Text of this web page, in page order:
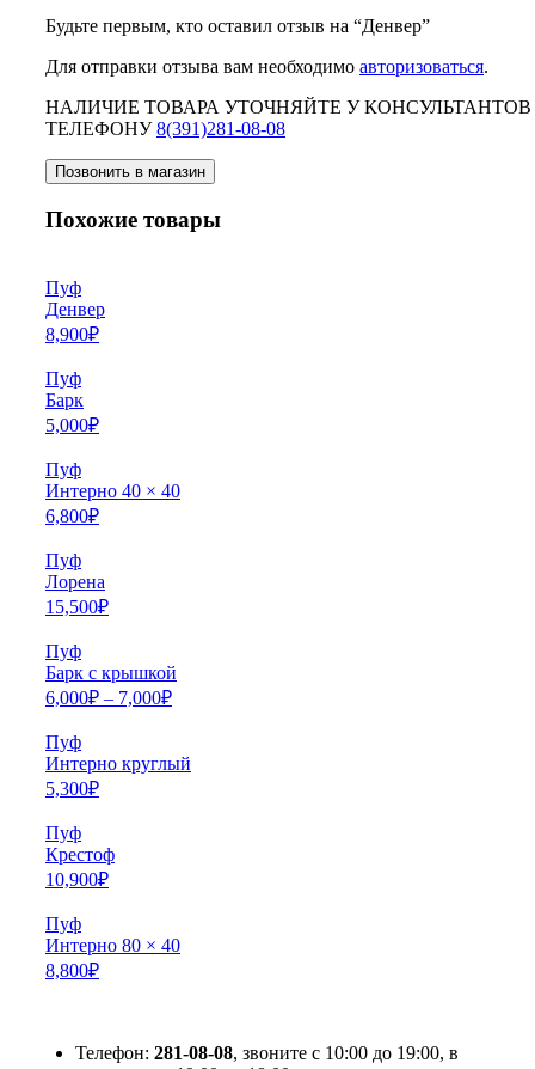
Будьте первым, кто оставил отзыв на “Денвер”
Для отправки отзыва вам необходимо авторизоваться.
НАЛИЧИЕ ТОВАРА УТОЧНЯЙТЕ У
ТЕЛЕФОНУ8(391)281-08-08
Позвонить в магазин
Похожие товары
Пуф
Денвер
8,900₽
Пуф
Барк
5,000₽
Пуф
Интерно 40 × 40
6,800₽
Пуф
Лорена
15,500₽
Пуф
Барк с крышкой
6,000₽ – 7,000₽
Пуф
Интерно круглый
5,300₽
Пуф
Крестоф
10,900₽
Пуф
Интерно 80 × 40
8,800₽
Телефон: 281-08-08, звоните с 10:00 до 19:00, в